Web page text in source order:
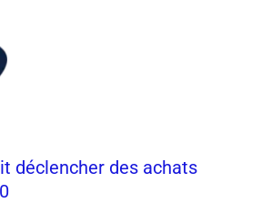
déclencher des achats